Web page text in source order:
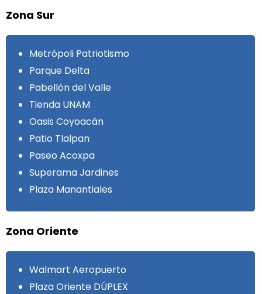
Zona Sur
Metrópoli Patriotismo
Parque Delta
Pabellón del Valle
Tienda UNAM
Oasis Coyoacán
Patio Tlalpan
Paseo Acoxpa
Superama Jardines
Plaza Manantiales
Zona Oriente
Walmart Aeropuerto
Plaza Oriente DÚPLEX